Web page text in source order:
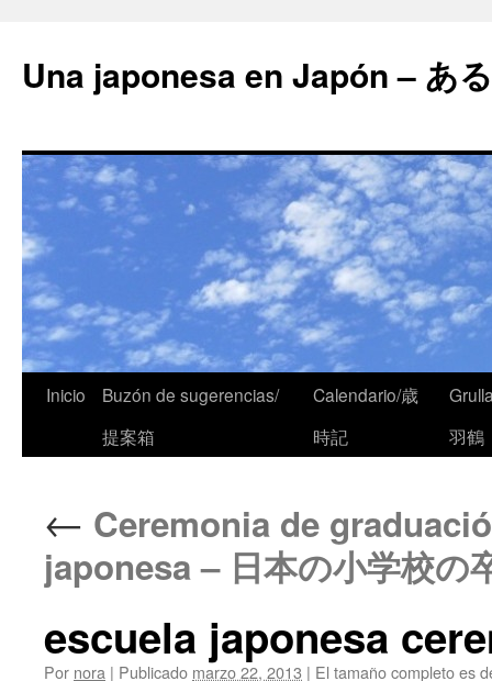
Una japonesa en Japón – あ
Inicio
Buzón de sugerencias/
提案箱
Calendario/歳
時記
羽鶴
← Ceremonia de
japonesa – 日本の小学校の
escuela japonesa
Por nora | Publicado marzo 22, 2013 | El tamaño completo es